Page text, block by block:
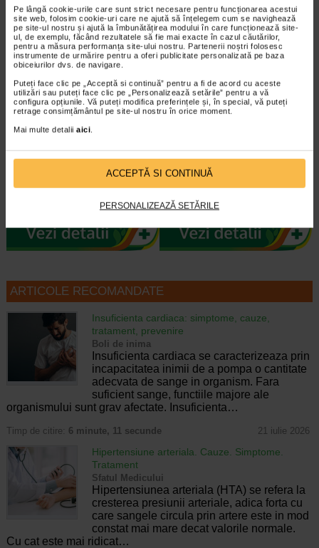
Pe lângă cookie-urile care sunt strict necesare pentru funcționarea acestui
site web, folosim cookie-uri care ne ajută să înțelegem cum se navighează
pe site-ul nostru și ajută la îmbunătățirea modului în care funcționează site-
ul, de exemplu, făcând rezultatele să fie mai exacte în cazul căutărilor,
pentru a măsura performanța site-ului nostru. Partenerii noștri folosesc
instrumente de urmărire pentru a oferi publicitate personalizată pe baza
obiceiurilor dvs. de navigare.
Puteți face clic pe „Acceptă si continuă” pentru a fi de acord cu aceste
utilizări sau puteți face clic pe „Personalizează setările” pentru a vă
configura opțiunile. Vă puteți modifica preferințele și, în special, vă puteți
retrage consimțământul pe site-ul nostru în orice moment.
Mai multe detalii aici.
ACCEPTĂ SI CONTINUĂ
PERSONALIZEAZĂ SETĂRILE
NATURALIS
combina bacterii lizate…
flacoane, Benesio
flacon buvabil, ce combina patru…
ARTICOLE RECOMANDATE
Insuficienta cardiaca: simptome, cauze,
tratament, prevenire
Boli de inima
Insuficienta cardiaca se caracterizeaza prin
incapacitatea inimii de a pompa o cantitate
adecvata de sange in organism. Fara
suficient sange, functiile majore ale
organismului sunt grav afectate. Insuficienta…
Timp de citire: 6 minute, 11 secunde 21 iulie 2026
Hipertensiune arteriala. Cauze. Simptome.
Tratament
Sfatul Medicului
Hipertensiunea arteriala (HTA) se refera la
cresterea presiunii arteriale, adica forta cu
care sangele circula prin artere este in mod
constat mai mare decat valorile normale.
Cu cat este mai ridicat…